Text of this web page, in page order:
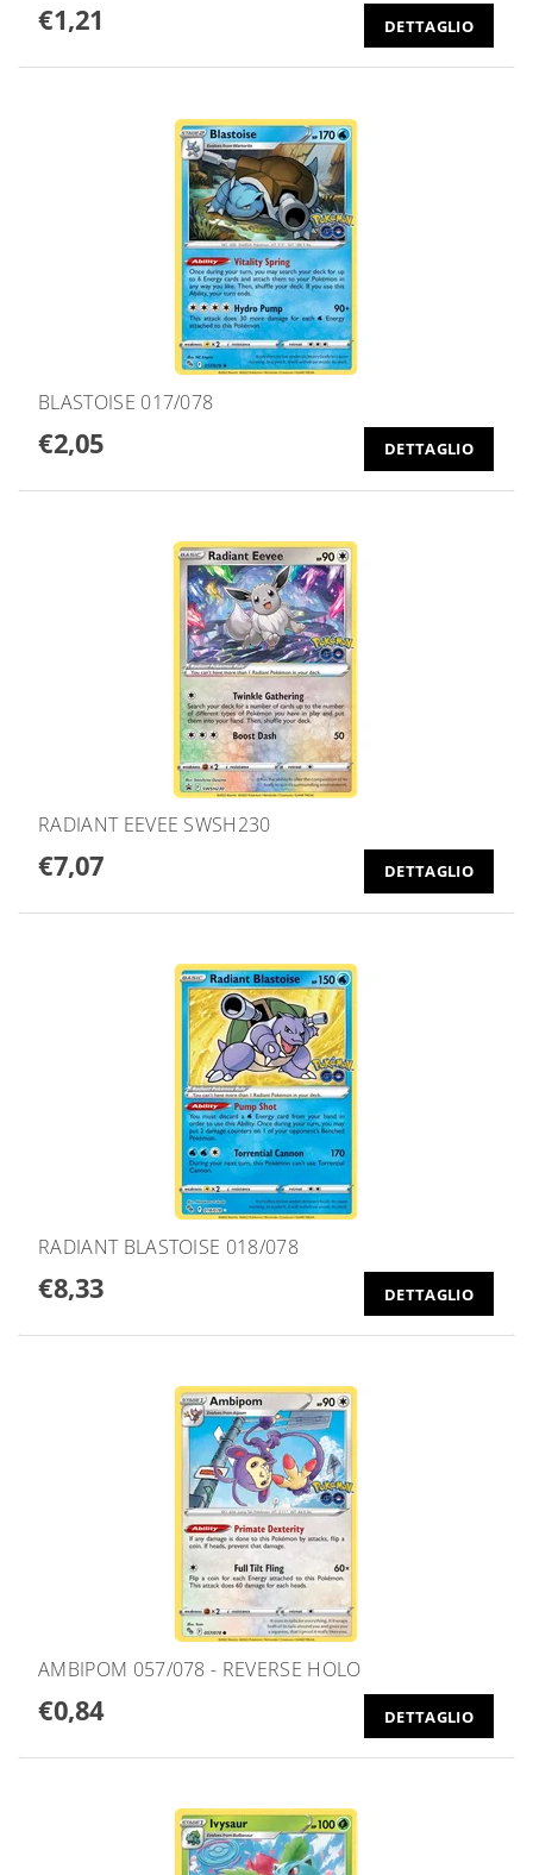
€1,21 DETTAGLIO
BLASTOISE 017/078
€2,05 DETTAGLIO
RADIANT EEVEE SWSH230
€7,07 DETTAGLIO
RADIANT BLASTOISE 018/078
€8,33 DETTAGLIO
AMBIPOM 057/078 - REVERSE HOLO
€0,84 DETTAGLIO